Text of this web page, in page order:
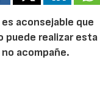
aconsejable que
puede realizar esta
acompañe.